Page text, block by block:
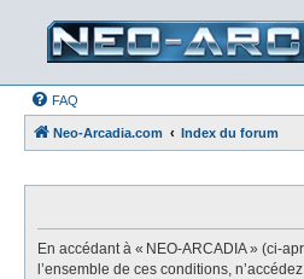
FAQ
Neo-Arcadia.com Index du forum
En accédant à « NEO-ARCADIA » (ci-
l’ensemble de ces conditions,